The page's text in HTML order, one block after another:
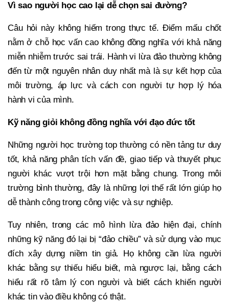
Vì sao người học cao lại dễ chọn sai đường?
Câu hỏi này không hiếm trong thực tế. Điểm mấu chốt
nằm ở chỗ học vấn cao không đồng nghĩa với khả năng
miễn nhiễm trước sai trái. Hành vi lừa đảo thường không
đến từ một nguyên nhân duy nhất mà là sự kết hợp của
môi trường, áp lực và cách con người tự hợp lý hóa
hành vi của mình.
Kỹ năng giỏi không đồng nghĩa với đạo đức tốt
Những người học trường top thường có nền tảng tư duy
tốt, khả năng phân tích vấn đề, giao tiếp và thuyết phục
người khác vượt trội hơn mặt bằng chung. Trong môi
trường bình thường, đây là những lợi thế rất lớn giúp họ
dễ thành công trong công việc và sự nghiệp.
Tuy nhiên, trong các mô hình lừa đảo hiện đại, chính
những kỹ năng đó lại bị “đảo chiều” và sử dụng vào mục
đích xây dựng niềm tin giả. Họ không cần lừa người
khác bằng sự thiếu hiểu biết, mà ngược lại, bằng cách
hiểu rất rõ tâm lý con người và biết cách khiến người
khác tin vào điều không có thật.